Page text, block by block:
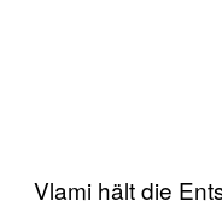
Vlami hält die